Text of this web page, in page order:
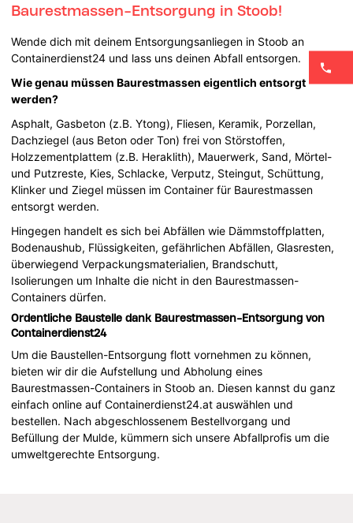
Baurestmassen-Entsorgung in Stoob!
Wende dich mit deinem Entsorgungsanliegen in Stoob an
Containerdienst24 und lass uns deinen Abfall entsorgen.
Wie genau müssen Baurestmassen eigentlich entsorgt
werden?
Asphalt, Gasbeton (z.B. Ytong), Fliesen, Keramik, Porzellan,
Dachziegel (aus Beton oder Ton) frei von Störstoffen,
Holzzementplattem (z.B. Heraklith), Mauerwerk, Sand, Mörtel-
und Putzreste, Kies, Schlacke, Verputz, Steingut, Schüttung,
Klinker und Ziegel müssen im Container für Baurestmassen
entsorgt werden.
Hingegen handelt es sich bei Abfällen wie Dämmstoffplatten,
Bodenaushub, Flüssigkeiten, gefährlichen Abfällen, Glasresten,
überwiegend Verpackungsmaterialien, Brandschutt,
Isolierungen um Inhalte die nicht in den Baurestmassen-
Containers dürfen.
Ordentliche Baustelle dank Baurestmassen-Entsorgung von
Containerdienst24
Um die Baustellen-Entsorgung flott vornehmen zu können,
bieten wir dir die Aufstellung und Abholung eines
Baurestmassen-Containers in Stoob an. Diesen kannst du ganz
einfach online auf Containerdienst24.at auswählen und
bestellen. Nach abgeschlossenem Bestellvorgang und
Befüllung der Mulde, kümmern sich unsere Abfallprofis um die
umweltgerechte Entsorgung.